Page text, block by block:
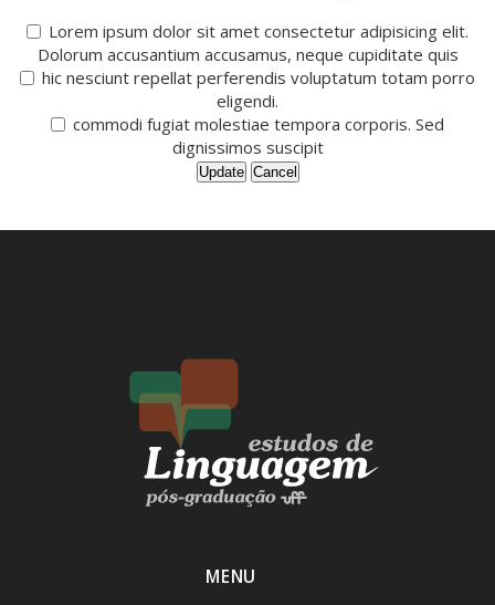
Lorem ipsum dolor sit amet consectetur adipisicing elit.
Dolorum accusantium accusamus, neque cupiditate quis
hic nesciunt repellat perferendis voluptatum totam porro
eligendi.
commodi fugiat molestiae tempora corporis. Sed
dignissimos suscipit
Update Cancel
MENU